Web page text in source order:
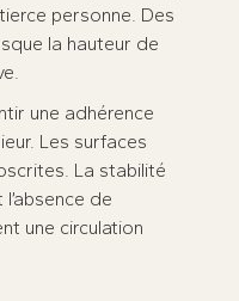
personne. Des
la hauteur de
une adhérence
Les surfaces
La stabilité
de
une circulation